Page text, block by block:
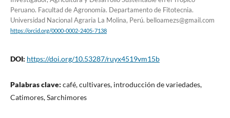
Peruano. Facultad de Agronomía. Departamento de Fitotecnia.
Universidad Nacional Agraria La Molina, Perú. belloamezs@gmail.com
https://orcid.org/0000-0002-2405-7138
DOI: https://doi.org/10.53287/ruyx4519vm15b
Palabras clave: café, cultivares, introducción de variedades,
Catimores, Sarchimores